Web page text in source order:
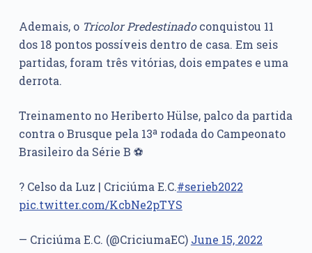
Ademais, oTricolor Predestinadoconquistou 11
dos 18 pontos possíveis dentro de casa. Em seis
partidas, foram três vitórias, dois empates e uma
derrota.
Treinamento no Heriberto Hülse, palco da partida
contra o Brusque pela 13ª rodada do Campeonato
Brasileiro da Série B ⚽️
? Celso da Luz | Criciúma E.C.#serieb2022
pic.twitter.com/KcbNe2pTYS
— Criciúma E.C. (@CriciumaEC) June 15, 2022